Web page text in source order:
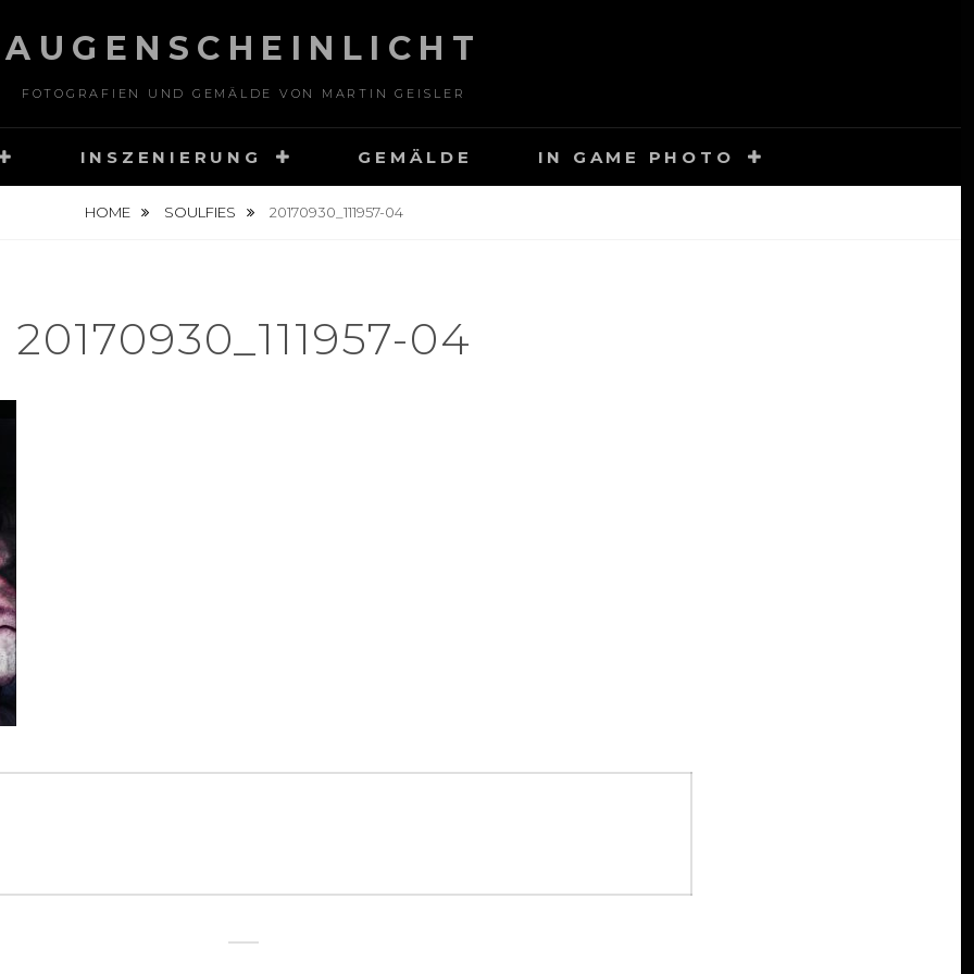
AUGENSCHEINLICHT
FOTOGRAFIEN UND GEMÄLDE VON MARTIN GEISLER
INSZENIERUNG GEMÄLDE IN GAME PHOTO
HOME SOULFIES 20170930_111957-04
20170930_111957-04